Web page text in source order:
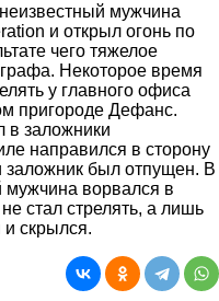
мужчина
и открыл огонь по
чего тяжелое
Некоторое время
у главного офиса
пригороде Дефанс.
в заложники
направился в сторону
заложник был отпущен. В
ворвался в
стал стрелять, а лишь
скрылся.